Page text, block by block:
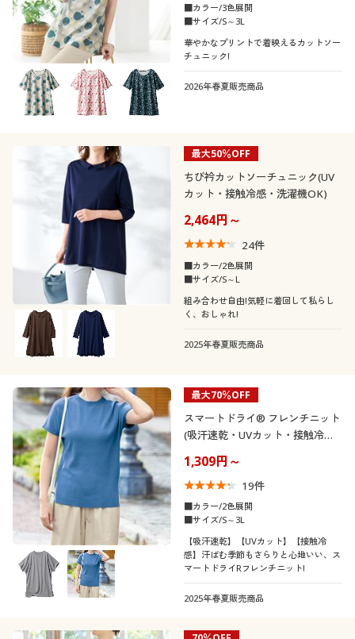
■カラー/3色展開
■サイズ/S～3L
華やかなプリントで着映えるカットソー
チュニック!
2026年春夏販売商品
最大50％OFF
ちび衿カットソーチュニック(UV
カット・接触冷感・洗濯機OK)
2,464円～
24件
■カラー/2色展開
■サイズ/S～L
組み合わせ自由!気軽に着回して私らし
く、おしゃれ!
2025年春夏販売商品
最大70％OFF
スマートドライ® フレンチニット
(吸汗速乾・UVカット・接触冷
1,309円～
19件
■カラー/2色展開
■サイズ/S～3L
【吸汗速乾】【UVカット】【接触冷
感】汗ばむ季節もさらりと心地いい、ス
マートドライRフレンチニット!
2025年春夏販売商品